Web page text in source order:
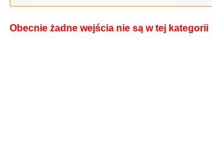
Obecnie żadne wejścia nie są w tej kategorii